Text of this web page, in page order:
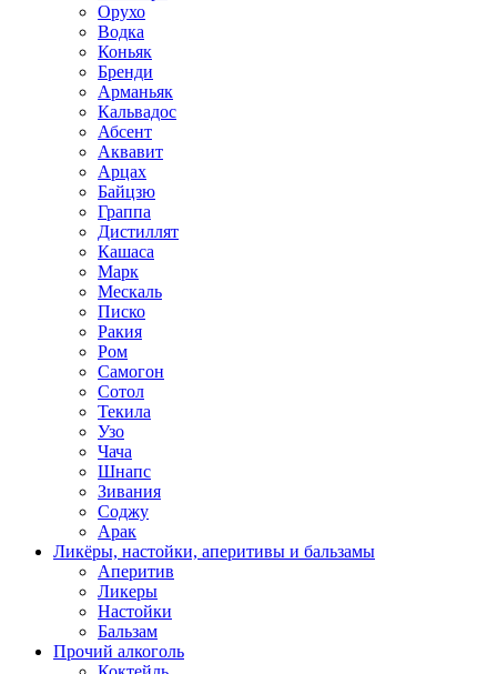
Орухо
Водка
Коньяк
Бренди
Арманьяк
Кальвадос
Абсент
Аквавит
Арцах
Байцзю
Граппа
Дистиллят
Кашаса
Марк
Мескаль
Писко
Ракия
Ром
Самогон
Сотол
Текила
Узо
Чача
Шнапс
Зивания
Соджу
Арак
Ликёры, настойки, аперитивы и бальзамы
Аперитив
Ликеры
Настойки
Бальзам
Прочий алкоголь